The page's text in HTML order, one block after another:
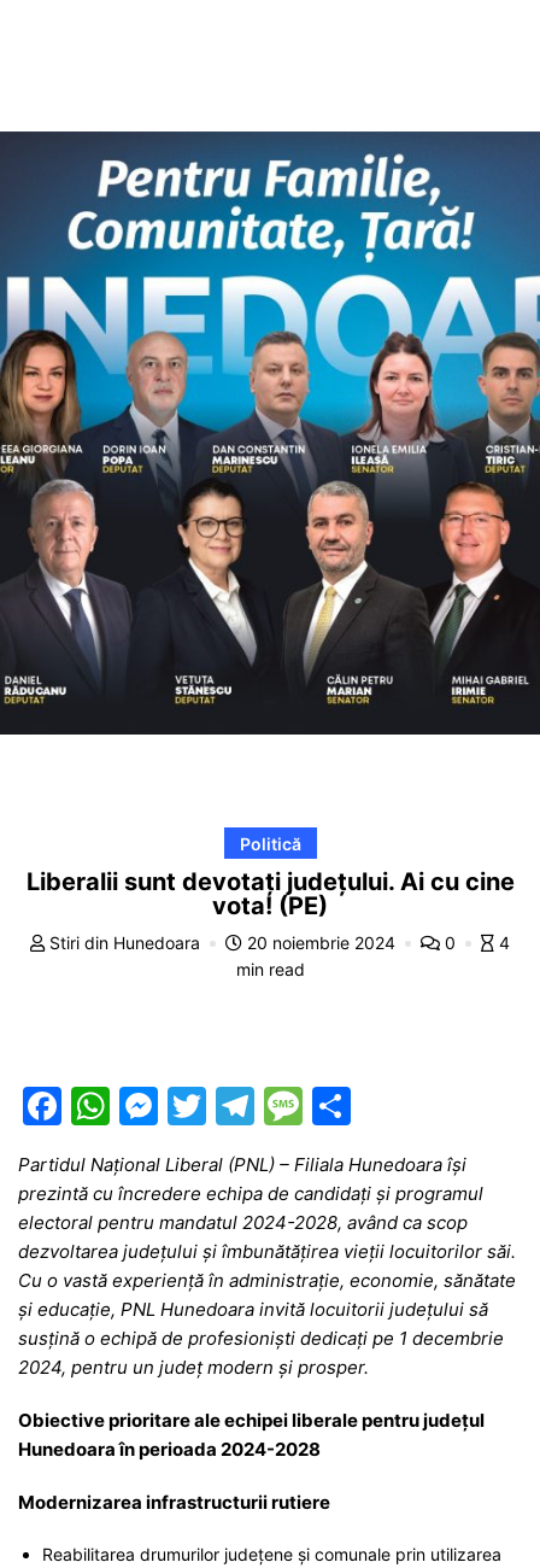
Politică
Liberalii sunt devotați județului. Ai cu cine
vota! (PE)
Stiri din Hunedoara 20 noiembrie 2024 0
4
min read
F
c
e
b
o
o
k
W
h
at
s
A
p
p
M
e
s
s
e
n
g
er
T
w
itt
er
T
el
e
gr
a
m
M
e
s
s
a
g
e
ta
je
a
z
ă
Partidul Național Liberal (PNL) – Filiala Hunedoara își
prezintă cu încredere echipa de candidați și programul
electoral pentru mandatul 2024-2028, având ca scop
dezvoltarea județului și îmbunătățirea vieții locuitorilor săi.
Cu o vastă experiență în administrație, economie, sănătate
și educație, PNL Hunedoara invită locuitorii județului să
susțină o echipă de profesioniști dedicați pe 1 decembrie
2024, pentru un județ modern și prosper.
Obiective prioritare ale echipei liberale pentru județul
Hunedoara în perioada 2024-2028
Modernizarea infrastructurii rutiere
Reabilitarea drumurilor județene și comunale prin utilizarea